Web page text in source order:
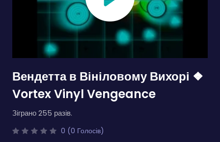
Вендетта в Вініловому Вихорі ❖
Vortex Vinyl Vengeance
Зіграно 255 разів.
0 (0 Голосів)